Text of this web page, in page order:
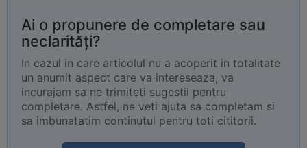
Ai o propunere de completare sau
neclarități?
In cazul in care articolul nu a acoperit in totalitate
un anumit aspect care va intereseaza, va
incurajam sa ne trimiteti sugestii pentru
completare. Astfel, ne veti ajuta sa completam si
sa imbunatatim continutul pentru toti cititorii.